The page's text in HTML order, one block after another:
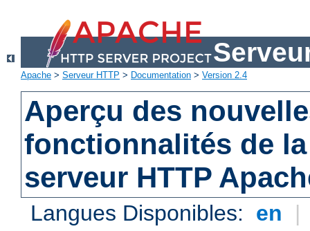
Apache > Serveur HTTP > Documentation > Version 2.4
Aperçu des
fonctionnalités de
serveur HTTP
Langues Disponibles: en |